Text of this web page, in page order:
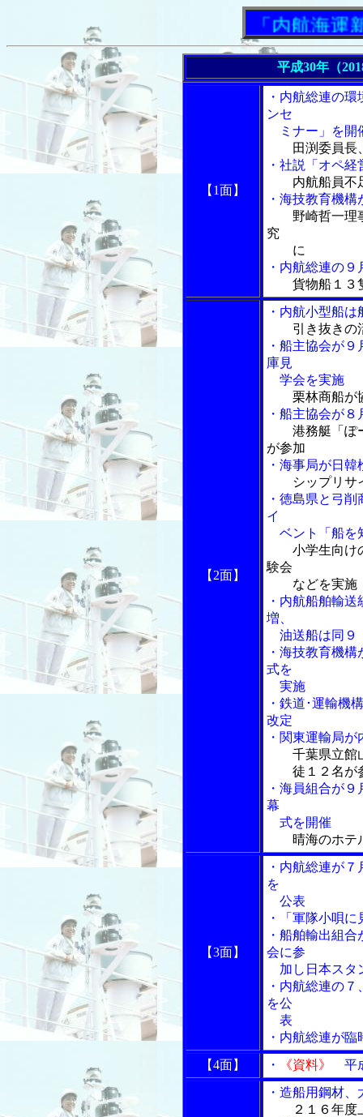
「内航海運新聞
平成30年（
【1面】
・内航総連の
ンセ
ミナー」を開
田渕委員長
・社説「オペ
内航船員不
・海技教育機
野崎哲一理
究
に
・内航総連の
貨物船１３
【2面】
・内航小型船
引き抜きの
・船主協会が
庫見
学会を実施
栗林商船が
・船主協会が
港務艇「ぽ
が参加
・海事局が日
シップリサ
・徳島県と弓
イ
ベント「船を
小学生向け
験会
などを実施
・内航船舶輸
増、
油送船は同９
・海技教育機
式を
実施
・鉄道･運輸機
改定
・関東運輸局
千葉県立館
徒１２名が
・海員組合が
幕
式を開催
晴海のホテ
【3面】
・内航総連が
を
公表
・「軍隊小唄
・船舶輸出組
会に参
加し日本スタ
・内航総連の
を公
表
・内航総連が
【4面】
・ 《資料》 平
・造船用鋼材
２１６年